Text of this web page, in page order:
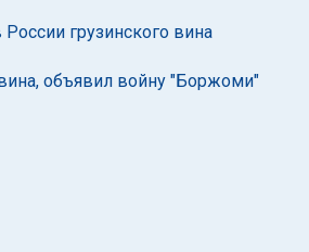
грузинского вина
объявил войну "Боржоми"